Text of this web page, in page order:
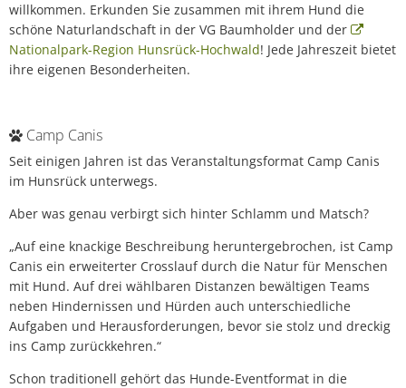
willkommen. Erkunden Sie zusammen mit ihrem Hund die
schöne Naturlandschaft in der VG Baumholder und der
Nationalpark-Region Hunsrück-Hochwald! Jede Jahreszeit bietet
ihre eigenen Besonderheiten.
Camp Canis
Seit einigen Jahren ist das Veranstaltungsformat Camp Canis
im Hunsrück unterwegs.
Aber was genau verbirgt sich hinter Schlamm und Matsch?
„Auf eine knackige Beschreibung heruntergebrochen, ist Camp
Canis ein erweiterter Crosslauf durch die Natur für Menschen
mit Hund. Auf drei wählbaren Distanzen bewältigen Teams
neben Hindernissen und Hürden auch unterschiedliche
Aufgaben und Herausforderungen, bevor sie stolz und dreckig
ins Camp zurückkehren.“
Schon traditionell gehört das Hunde-Eventformat in die